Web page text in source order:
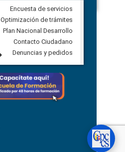
Veeduría para vigilar los acuerdos,
derivados de la Audiencia Pública
entre el GAD de Ibarra y la
comunidad Urbina, parroquia la
Carolina
5 agosto, 2026
Next
Encuesta de servicios
Optimización de trámites
Plan Nacional Desarrollo
Contacto Ciudadano
Denuncias y pedidos